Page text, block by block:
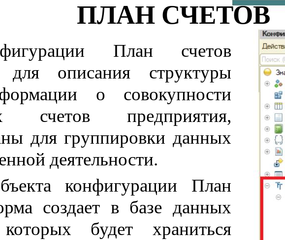
ПЛАН СЧЕТОВ
План счетов
для описания структуры
о совокупности
счетов предприятия,
для группировки данных
деятельности.
конфигурации План
создает в базе данных
будет храниться